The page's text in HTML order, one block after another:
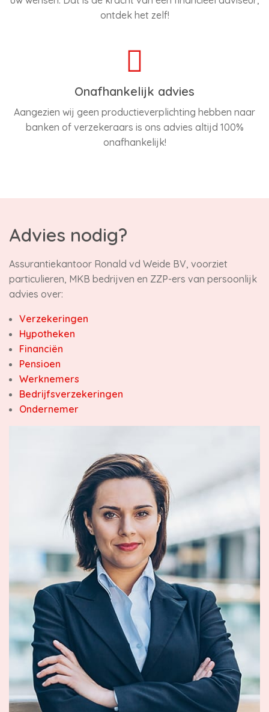
ontdek het zelf!
Onafhankelijk advies
Aangezien wij geen productieverplichting hebben naar
banken of verzekeraars is ons advies altijd 100%
onafhankelijk!
Advies nodig?
Assurantiekantoor Ronald vd Weide BV, voorziet
particulieren, MKB bedrijven en ZZP-ers van persoonlijk
advies over:
Verzekeringen
Hypotheken
Financiën
Pensioen
Werknemers
Bedrijfsverzekeringen
Ondernemer